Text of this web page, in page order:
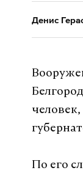
Денис
По его